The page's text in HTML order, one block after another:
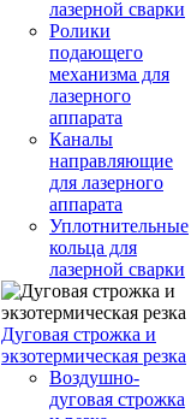
лазерной сварки
Ролики
подающего
механизма для
лазерного
аппарата
Каналы
направляющие
для лазерного
аппарата
Уплотнительные
кольца для
лазерной сварки
Дуговая строжка и
экзотермическая резка
Воздушно-
дуговая строжка